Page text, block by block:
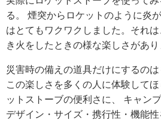
る。 煙突からロケットのように炎
はとてもワクワクしました。それ
き火をしたときの様な楽しさがあり
災害時の備えの道具だけにするの
この楽しさを多くの人に体験して
ットストーブの便利さに、 キャン
デザイン・サイズ・携行性・機能